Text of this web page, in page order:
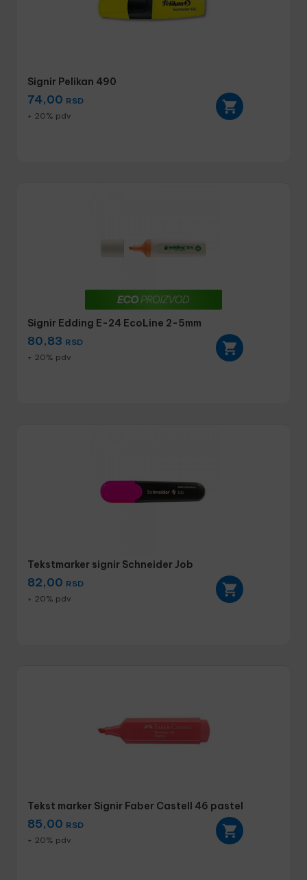
Signir Pelikan 490
74,00 RSD
+ 20% pdv
Signir Edding E-24 EcoLine 2-5mm
80,83 RSD
+ 20% pdv
Tekstmarker signir Schneider Job
82,00 RSD
+ 20% pdv
Tekst marker Signir Faber Castell 46 pastel
85,00 RSD
+ 20% pdv